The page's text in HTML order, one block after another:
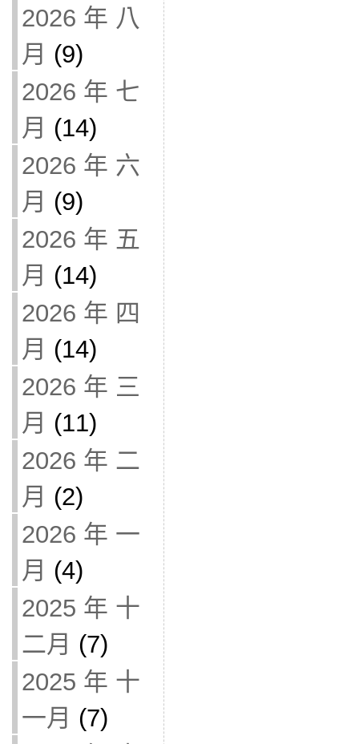
2026 年 八
月 (9)
2026 年 七
月 (14)
2026 年 六
月 (9)
2026 年 五
月 (14)
2026 年 四
月 (14)
2026 年 三
月 (11)
2026 年 二
月 (2)
2026 年 一
月 (4)
2025 年 十
二月 (7)
2025 年 十
一月 (7)